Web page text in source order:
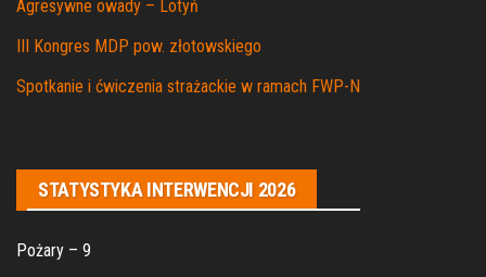
Agresywne owady – Lotyń
III Kongres MDP pow. złotowskiego
Spotkanie i ćwiczenia strażackie w ramach FWP-N
STATYSTYKA INTERWENCJI 2026
Pożary – 9